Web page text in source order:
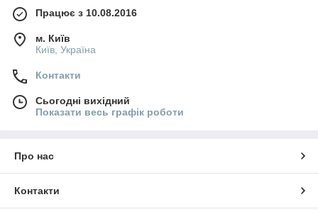
Працює з 10.08.2016
м. Київ
Київ, Україна
Контакти
Сьогодні вихідний
Показати весь графік роботи
Про нас
Контакти